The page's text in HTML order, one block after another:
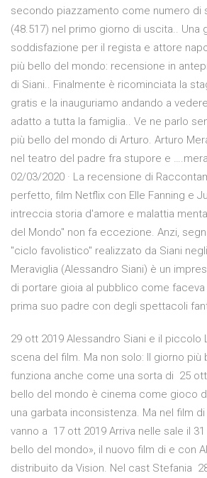
secondo piazzamento come numero di
(48.517) nel primo giorno di uscita.. Una
soddisfazione per il regista e attore
più bello del mondo: recensione in
di Siani.. Finalmente è ricominciata la
gratis e la inauguriamo andando a
adatto a tutta la famiglia.. Ve ne parlo
più bello del mondo di Arturo. Arturo
nel teatro del padre fra stupore e
02/03/2020 · La recensione di
perfetto, film Netflix con Elle Fanning e
intreccia storia d'amore e malattia
del Mondo" non fa eccezione. Anzi,
"ciclo favolistico" realizzato da Siani
Meraviglia (Alessandro Siani) è un
di portare gioia al pubblico come
prima suo padre con degli spettacoli
29 ott 2019 Alessandro Siani e il piccolo
scena del film. Ma non solo: Il giorno più
funziona anche come una sorta di 25
bello del mondo è cinema come gioco
una garbata inconsistenza. Ma nel film
vanno a 17 ott 2019 Arriva nelle sale il
bello del mondo», il nuovo film di e con
distribuito da Vision. Nel cast Stefania